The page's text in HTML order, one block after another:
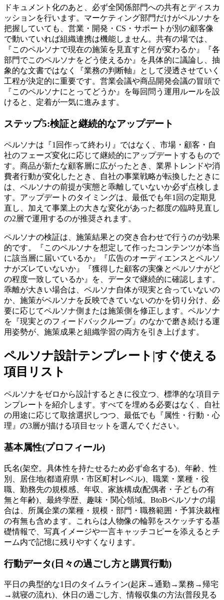
ドキュメント化のあと、必ず全関係部門への共有とディスカ
ッションを行います。マーケティング部門だけがペルソナを
把握していても、営業・開発・CS・サポートが別の顧客像
で動いていれば組織連携は機能しません。共有の場では、
『このペルソナで現在の施策を見直すと何が変わるか』『各
部門でこのペルソナをどう使えるか』を具体的に議論し、抽
象的な文書ではなく『業務の判断軸』として浸透させていく
工程が決定的に重要です。営業会議や商品開発会議の冒頭で
『このペルソナにとってどうか』を毎回問う運用ルールを設
けると、定着が一気に進みます。
ステップ5:検証と継続的なアップデート
ペルソナは『1回作って終わり』ではなく、市場・顧客・自
社のフェーズ変化に応じて継続的にアップデートするもので
す。商品が新たな顧客層に広がったとき、業界トレンドや消
費者行動が変化したとき、自社の事業戦略が転換したときに
は、ペルソナの前提が実態と乖離していないか必ず点検しま
す。アップデートのタイミングは、最低でも年1回の定期見
直し、加えて事業上の大きな変化があった都度の臨時見直し
の2層で運用するのが推奨されます。
ペルソナの検証は、施策結果との突き合わせで行うのが効果
的です。『このペルソナを想定して作ったコンテンツが本当
に該当層に届いているか』『広告のオーディエンスとペルソ
ナがズレていないか』『獲得した顧客の実像とペルソナがど
の程度一致しているか』を、データで継続的に確認します。
乖離が大きい場合は、ペルソナ自体が現実と合っていないの
か、施策がペルソナを反映できていないのかを切り分け、必
要に応じてペルソナ側または施策側を修正します。ペルソナ
を『現実とのフィードバックループ』のなかで磨き続ける運
用姿勢が、施策成果と組織学習の両方を引き上げます。
ペルソナ設計テンプレート|すぐ使える
項目リスト
ペルソナをゼロから設計するときに役立つ、標準的な項目テ
ンプレートを紹介します。すべてを埋める必要はなく、自社
の用途に応じて取捨選択しつつ、最低でも『属性・行動・心
理』の3層が描ける項目セットを選んでください。
基本属性(プロフィール)
氏名(架空。具体性を持たせるため必ず命名する)、年齢、性
別、居住地(都道府県・市区町村レベル)、職業・業種・役
職、勤務先の規模感、年収、家族構成(配偶者・子どもの有
無と年齢)、最終学歴、趣味・関心領域。BtoBペルソナの場
合は、所属企業の業種・規模・部門・職務範囲・予算決裁権
の有無も含めます。これらは人物像の輪郭をスケッチする基
礎情報で、写真イメージや一言キャッチコピーを添えるとチ
ーム内で記憶に残りやすくなります。
行動データ(日々の過ごし方と購買行動)
平日の典型的な1日のタイムライン(起床→通勤→業務→帰宅
→就寝の流れ)、休日の過ごし方、情報収集の方法(普段見る